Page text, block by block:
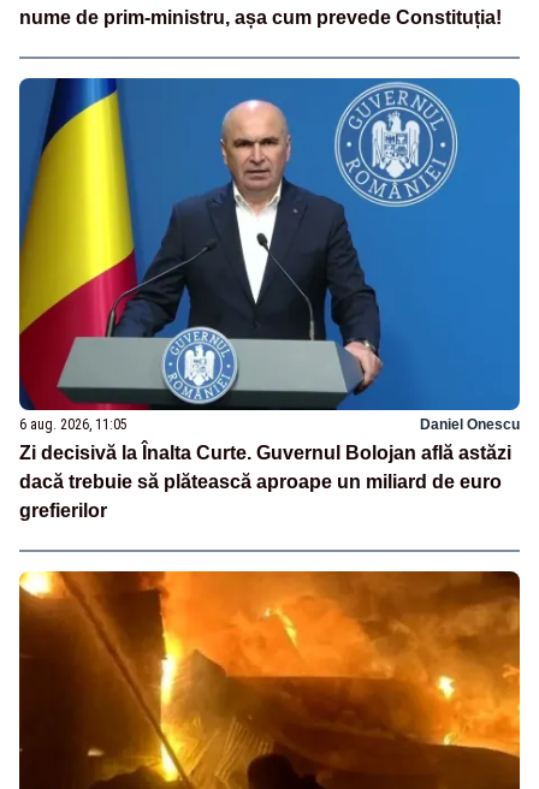
nume de prim-ministru, așa cum prevede Constituția!
6 aug. 2026, 11:05 Daniel Onescu
Zi decisivă la Înalta Curte. Guvernul Bolojan află astăzi
dacă trebuie să plătească aproape un miliard de euro
grefierilor